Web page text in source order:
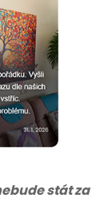
stát za